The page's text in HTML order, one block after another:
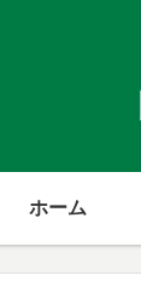
ホーム